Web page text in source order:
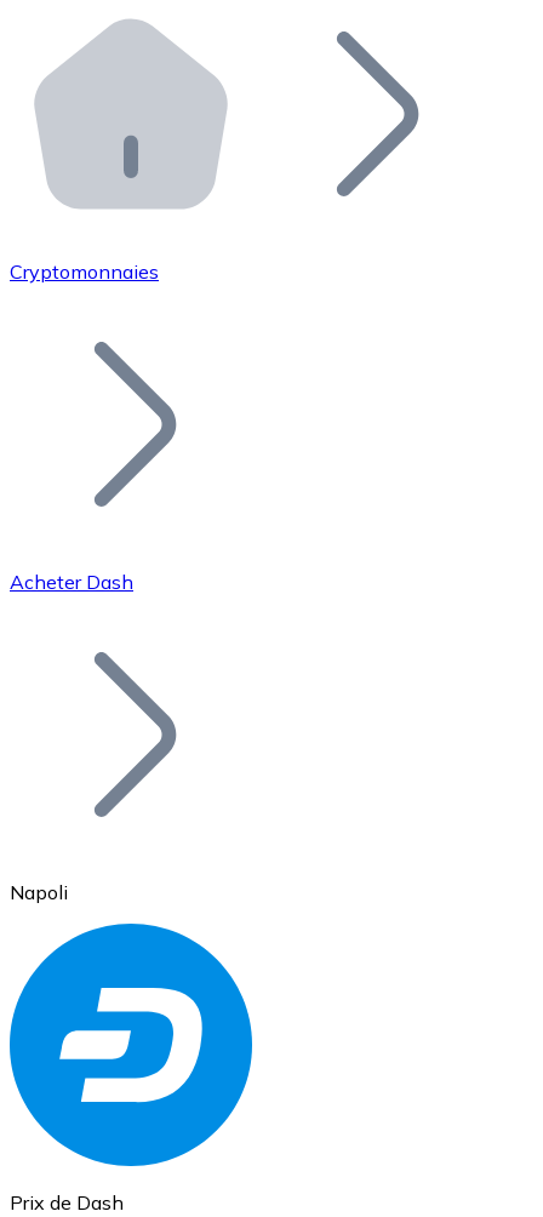
Distributeurs automatiques Bitnovo
Intégrez un ATM Bitnovo dans votre entreprise et
API Bitnovo
Intégrez notre API dans votre écosystème.
Rejoignez notre réseau de distributeurs et
Ajoutez le token de votre projet à notre service
Bitcoin
Ethereum
ETH
Cryptomonnaies
Acheter Dash
Napoli
Prix de Dash